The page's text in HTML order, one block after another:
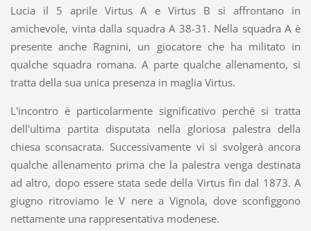
Lucia il 5 aprile Virtus A e Virtus B si affrontano in
amichevole, vinta dalla squadra A 38-31. Nella squadra A è
presente anche Ragnini, un giocatore che ha militato in
qualche squadra romana. A parte qualche allenamento, si
tratta della sua unica presenza in maglia Virtus.
L'incontro è particolarmente significativo perché si tratta
dell'ultima partita disputata nella gloriosa palestra della
chiesa sconsacrata. Successivamente vi si svolgerà ancora
qualche allenamento prima che la palestra venga destinata
ad altro, dopo essere stata sede della Virtus fin dal 1873. A
giugno ritroviamo le V nere a Vignola, dove sconfiggono
nettamente una rappresentativa modenese.